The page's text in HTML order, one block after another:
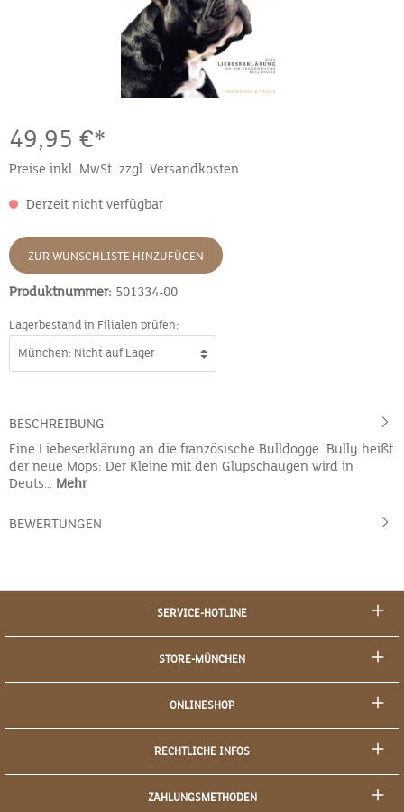
49,95 €*
Preise inkl. MwSt. zzgl. Versandkosten
Derzeit nicht verfügbar
ZUR WUNSCHLISTE HINZUFÜGEN
Produktnummer: 501334-00
Lagerbestand in Filialen prüfen:
BESCHREIBUNG
Eine Liebeserklärung an die französische Bulldogge. Bully heißt
der neue Mops: Der Kleine mit den Glupschaugen wird in
Deuts… Mehr
BEWERTUNGEN
SERVICE-HOTLINE
STORE-MÜNCHEN
ONLINESHOP
RECHTLICHE INFOS
ZAHLUNGSMETHODEN